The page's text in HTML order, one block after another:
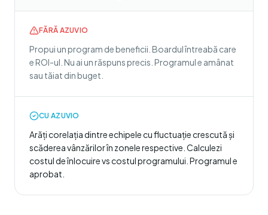
FĂRĂ AZUVIO
Propui un program de beneficii. Boardul întreabă care
e ROI-ul. Nu ai un răspuns precis. Programul e amânat
sau tăiat din buget.
CU AZUVIO
Arăți corelația dintre echipele cu fluctuație crescută și
scăderea vânzărilor în zonele respective. Calculezi
costul de înlocuire vs costul programului. Programul e
aprobat.